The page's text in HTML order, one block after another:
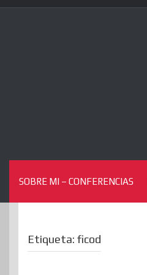
Skip
SOBRE MI – CONFERENCIAS
Etiqueta: ficod